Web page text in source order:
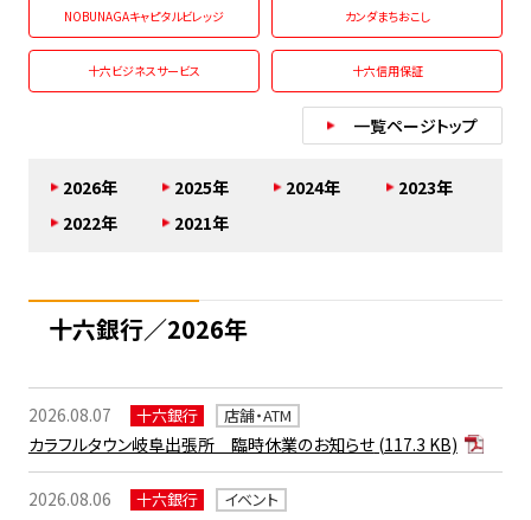
NOBUNAGAキャピタルビレッジ カンダまちおこし
十六ビジネスサービス 十六信用保証
一覧ページトップ
2026年 2025年 2024年
2023年
2022年
2021年
十六銀行／2026年
2026.08.07 十六銀行 店舗・ATM
カラフルタウン岐阜出張所 臨時休業のお知らせ(117.3 KB)
2026.08.06 十六銀行 イベント